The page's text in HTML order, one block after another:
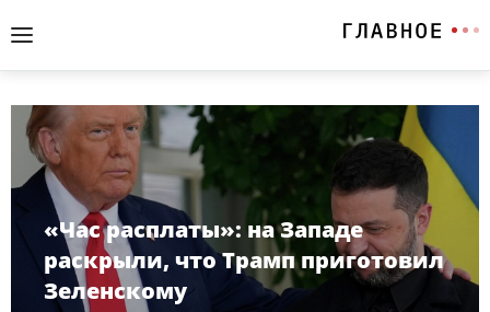
«Час расплаты»: на Западе
раскрыли, что Трамп приготовил
Зеленскому